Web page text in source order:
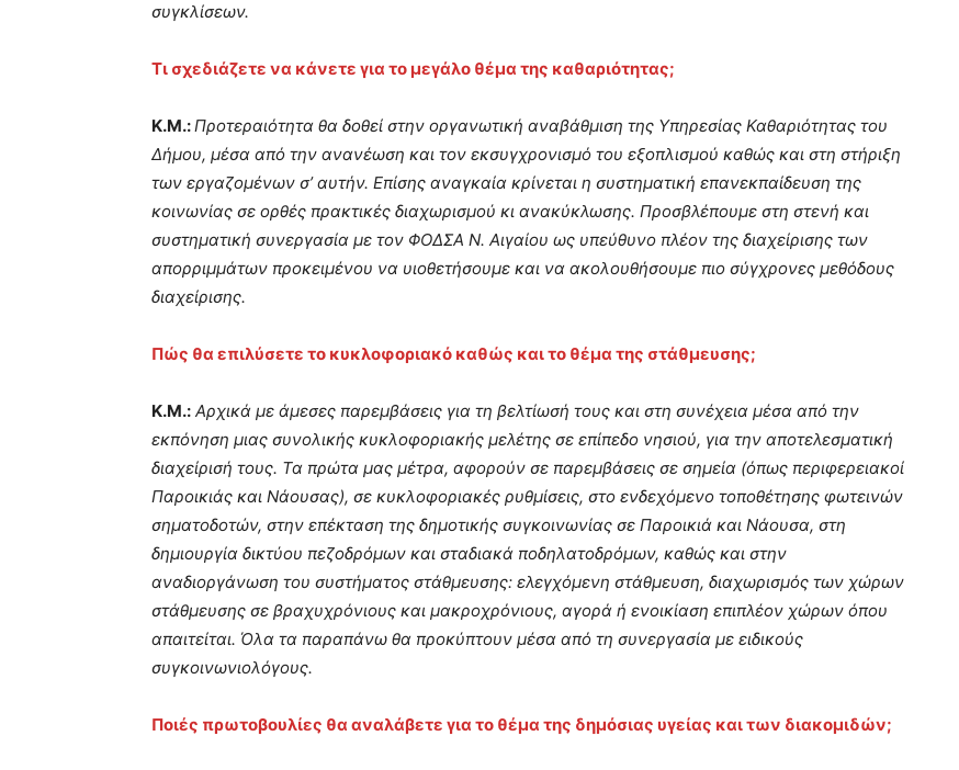
συγκλίσεων.
Τι σχεδιάζετε να κάνετε για το μεγάλο θέμα της καθαριότητας;
Κ.Μ.:Προτεραιότητα θα δοθεί στην οργανωτική αναβάθμιση της Υπηρεσίας Καθαριότητας του
Δήμου, μέσα από την ανανέωση και τον εκσυγχρονισμό του εξοπλισμού καθώς και στη στήριξη
των εργαζομένων σ’ αυτήν. Επίσης αναγκαία κρίνεται η συστηματική επανεκπαίδευση της
κοινωνίας σε ορθές πρακτικές διαχωρισμού κι ανακύκλωσης. Προσβλέπουμε στη στενή και
συστηματική συνεργασία με τον ΦΟΔΣΑ Ν. Αιγαίου ως υπεύθυνο πλέον της διαχείρισης των
απορριμμάτων προκειμένου να υιοθετήσουμε και να ακολουθήσουμε πιο σύγχρονες μεθόδους
διαχείρισης.
Πώς θα επιλύσετε το κυκλοφοριακό καθώς και το θέμα της στάθμευσης;
Κ.Μ.: Αρχικά με άμεσες παρεμβάσεις για τη βελτίωσή τους και στη συνέχεια μέσα από την
εκπόνηση μιας συνολικής κυκλοφοριακής μελέτης σε επίπεδο νησιού, για την αποτελεσματική
διαχείρισή τους. Τα πρώτα μας μέτρα, αφορούν σε παρεμβάσεις σε σημεία (όπως περιφερειακοί
Παροικιάς και Νάουσας), σε κυκλοφοριακές ρυθμίσεις, στο ενδεχόμενο τοποθέτησης φωτεινών
σηματοδοτών, στην επέκταση της δημοτικής συγκοινωνίας σε Παροικιά και Νάουσα, στη
δημιουργία δικτύου πεζοδρόμων και σταδιακά ποδηλατοδρόμων, καθώς και στην
αναδιοργάνωση του συστήματος στάθμευσης: ελεγχόμενη στάθμευση, διαχωρισμός των χώρων
στάθμευσης σε βραχυχρόνιους και μακροχρόνιους, αγορά ή ενοικίαση επιπλέον χώρων όπου
απαιτείται. Όλα τα παραπάνω θα προκύπτουν μέσα από τη συνεργασία με ειδικούς
συγκοινωνιολόγους.
Ποιές πρωτοβουλίες θα αναλάβετε για το θέμα της δημόσιας υγείας και των διακομιδών;